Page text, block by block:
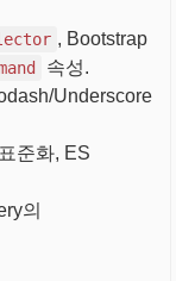
, Bootstrap
속성.
Underscore
준화, ES
의